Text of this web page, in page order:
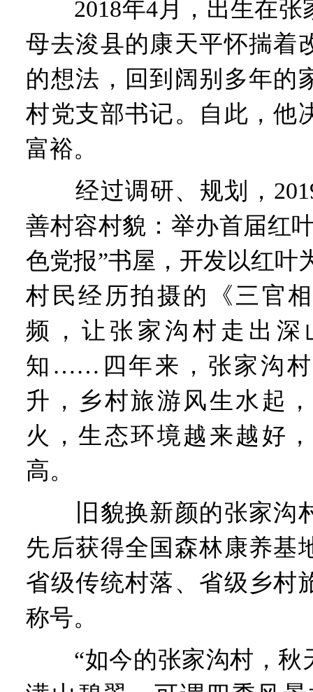
2018年4月，出生在张
母去浚县的康天平怀揣着
的想法，回到阔别多年的
村党支部书记。自此，他
富裕。
经过调研、规划，
善村容村貌：举办首届红
色党报”书屋，开发以红叶
村民经历拍摄的《三官
频，让张家沟村走出深
知……四年来，张家沟村
升，乡村旅游风生水起
火，生态环境越来越好
高。
旧貌换新颜的张家沟
先后获得全国森林康养基
省级传统村落、省级乡村
称号。
“如今的张家沟村，秋